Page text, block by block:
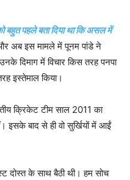
पहले बता दिया था कि असल में
अब इस मामले में पूनम पांडे ने
दिमाग में विचार किस तरह पनपा
इस्‍तेमाल किया।
क्रिकेट टीम साल 2011 का
इसके बाद से ही वो सुर्खियों में आईं
दोस्त के साथ बैठी थी। हम सोच